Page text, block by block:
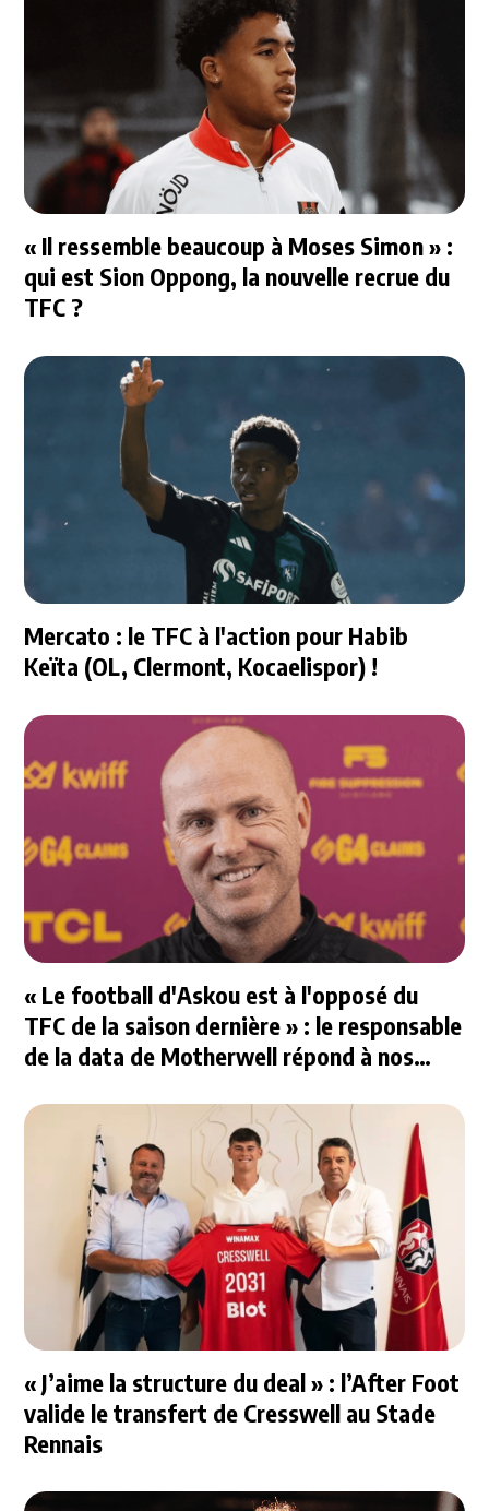
« Il ressemble beaucoup à Moses Simon » :
qui est Sion Oppong, la nouvelle recrue du
TFC ?
Mercato : le TFC à l'action pour Habib
Keïta (OL, Clermont, Kocaelispor) !
« Le football d'Askou est à l'opposé du
TFC de la saison dernière » : le responsable
de la data de Motherwell répond à nos
« J’aime la structure du deal » : l’After Foot
valide le transfert de Cresswell au Stade
Rennais